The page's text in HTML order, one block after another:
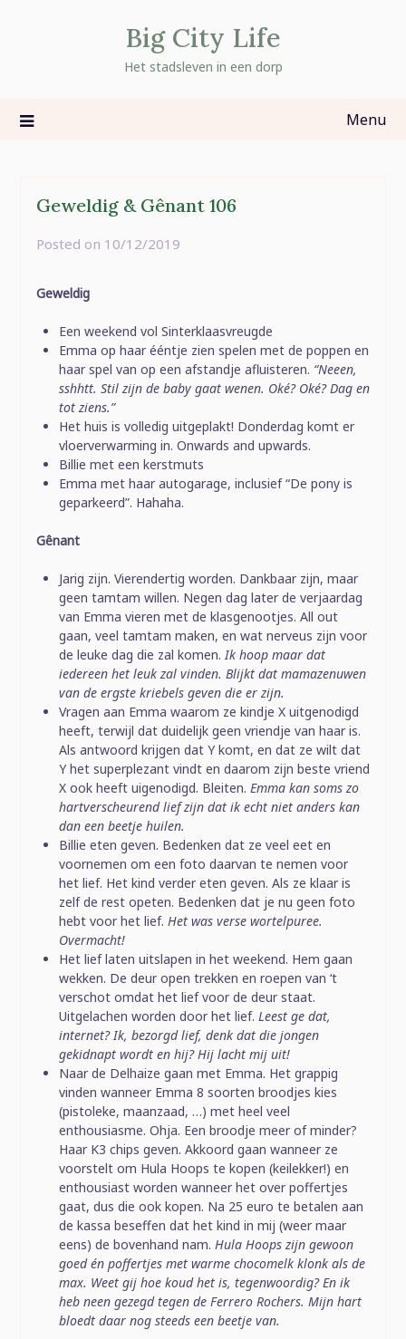
Big City Life
Het stadsleven in een dorp
Menu
Geweldig & Gênant 106
Posted on 10/12/2019
Geweldig
Een weekend vol Sinterklaasvreugde
Emma op haar ééntje zien spelen met de poppen en
haar spel van op een afstandje afluisteren. “Neeen,
sshhtt. Stil zijn de baby gaat wenen. Oké? Oké? Dag en
tot ziens.”
Het huis is volledig uitgeplakt! Donderdag komt er
vloerverwarming in. Onwards and upwards.
Billie met een kerstmuts
Emma met haar autogarage, inclusief “De pony is
geparkeerd”. Hahaha.
Gênant
Jarig zijn. Vierendertig worden. Dankbaar zijn, maar
geen tamtam willen. Negen dag later de verjaardag
van Emma vieren met de klasgenootjes. All out
gaan, veel tamtam maken, en wat nerveus zijn voor
de leuke dag die zal komen.Ik hoop maar dat
iedereen het leuk zal vinden. Blijkt dat mamazenuwen
van de ergste kriebels geven die er zijn.
Vragen aan Emma waarom ze kindje X uitgenodigd
heeft, terwijl dat duidelijk geen vriendje van haar is.
Als antwoord krijgen dat Y komt, en dat ze wilt dat
Y het superplezant vindt en daarom zijn beste vriend
X ook heeft uigenodigd. Bleiten. Emma kan soms zo
hartverscheurend lief zijn dat ik echt niet anders kan
dan een beetje huilen.
Billie eten geven. Bedenken dat ze veel eet en
voornemen om een foto daarvan te nemen voor
het lief. Het kind verder eten geven. Als ze klaar is
zelf de rest opeten. Bedenken dat je nu geen foto
hebt voor het lief. Het was verse wortelpuree.
Overmacht!
Het lief laten uitslapen in het weekend. Hem gaan
wekken. De deur open trekken en roepen van ‘t
verschot omdat het lief voor de deur staat.
Uitgelachen worden door het lief. Leest ge dat,
internet? Ik, bezorgd lief, denk dat die jongen
gekidnapt wordt en hij? Hij lacht mij uit!
Naar de Delhaize gaan met Emma. Het grappig
vinden wanneer Emma 8 soorten broodjes kies
(pistoleke, maanzaad, …) met heel veel
enthousiasme. Ohja. Een broodje meer of minder?
Haar K3 chips geven. Akkoord gaan wanneer ze
voorstelt om Hula Hoops te kopen (keilekker!) en
enthousiast worden wanneer het over poffertjes
gaat, dus die ook kopen. Na 25 euro te betalen aan
de kassa beseffen dat het kind in mij (weer maar
eens) de bovenhand nam. Hula Hoops zijn gewoon
goed én poffertjes met warme chocomelk klonk als de
max. Weet gij hoe koud het is, tegenwoordig? En ik
heb neen gezegd tegen de Ferrero Rochers. Mijn hart
bloedt daar nog steeds een beetje van.